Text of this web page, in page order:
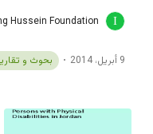
Hussein Foundation
9 أبريل، 2014 بحوث و